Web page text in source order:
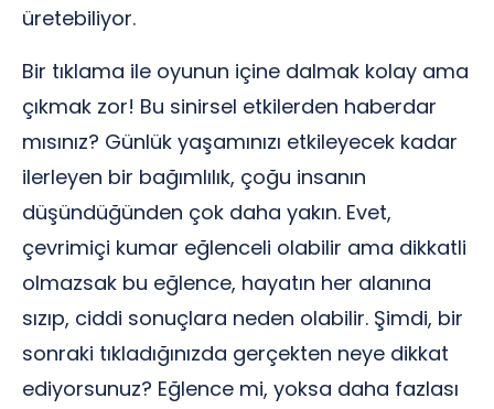
üretebiliyor.
Bir tıklama ile oyunun içine dalmak kolay ama
çıkmak zor! Bu sinirsel etkilerden haberdar
mısınız? Günlük yaşamınızı etkileyecek kadar
ilerleyen bir bağımlılık, çoğu insanın
düşündüğünden çok daha yakın. Evet,
çevrimiçi kumar eğlenceli olabilir ama dikkatli
olmazsak bu eğlence, hayatın her alanına
sızıp, ciddi sonuçlara neden olabilir. Şimdi, bir
sonraki tıkladığınızda gerçekten neye dikkat
ediyorsunuz? Eğlence mi, yoksa daha fazlası